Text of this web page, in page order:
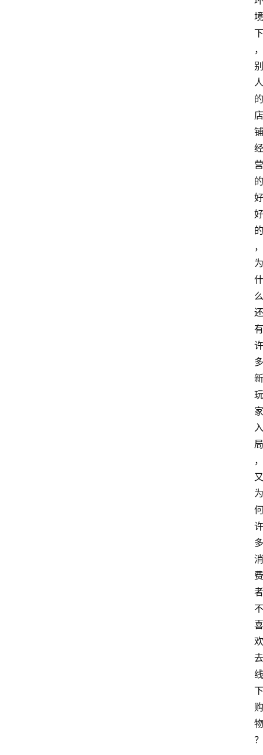
境
下
，
别
人
的
店
铺
经
营
的
好
好
的
，
为
什
么
还
有
许
多
新
玩
家
入
局
，
又
为
何
许
多
消
费
者
不
喜
欢
去
线
下
购
物
？